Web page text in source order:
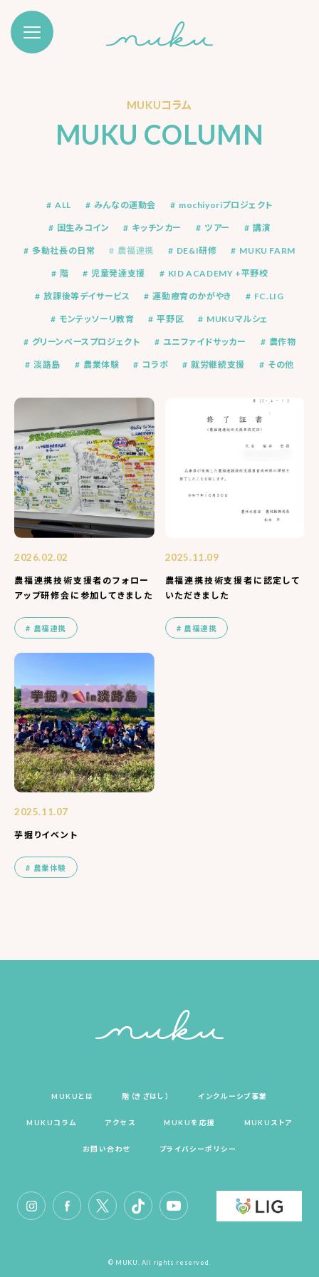
MUKUコラム
MUKU COLUMN
ALL みんなの運動会 mochiyoriプロジェクト
国生みコイン キッチンカー ツアー 講演
多動社長の日常 農福連携 DE&I研修 MUKU FARM
階 児童発達支援 KID ACADEMY +平野校
放課後等デイサービス 運動療育のかがやき FC.LIG
モンテッソーリ教育 平野区 MUKUマルシェ
グリーンベースプロジェクト ユニファイドサッカー 農作物
淡路島 農業体験 コラボ 就労継続支援 その他
2026.02.02
農福連携技術支援者のフォロー
アップ研修会に参加してきました
農福連携
2025.11.09
農福連携技術支援者に認定して
いただきました
農福連携
2025.11.07
芋掘りイベント
農業体験
MUKUとは 階（きざはし） インクルーシブ事業
MUKUコラム アクセス MUKUを応援 MUKUストア
お問い合わせ プライバシーポリシー
© MUKU. All rights reserved.